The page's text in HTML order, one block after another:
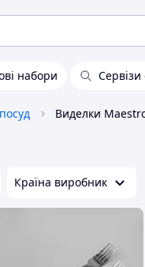
набори Сервізи
Виделки
Країна виробник